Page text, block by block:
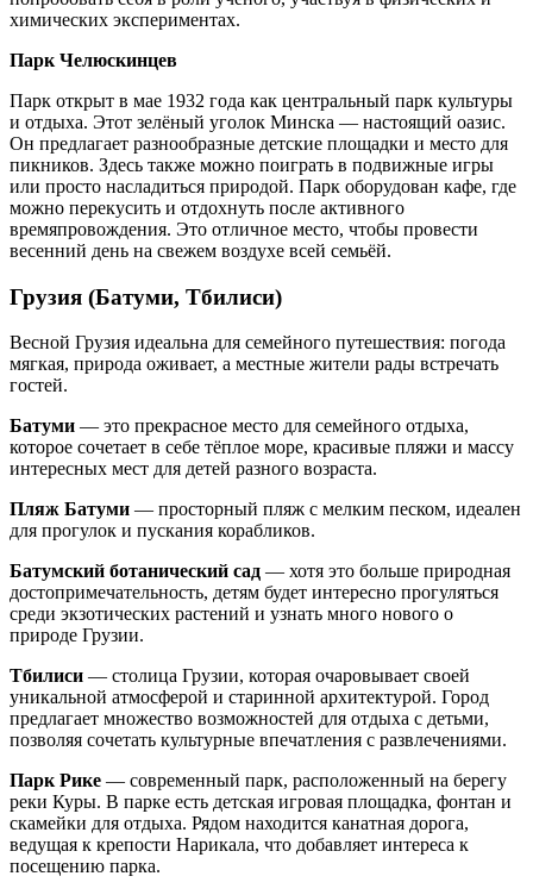
химических экспериментах.
Парк Челюскинцев
Парк открыт в мае 1932 года как центральный парк культуры
и отдыха. Этот зелёный уголок Минска — настоящий оазис.
Он предлагает разнообразные детские площадки и место для
пикников. Здесь также можно поиграть в подвижные игры
или просто насладиться природой. Парк оборудован кафе, где
можно перекусить и отдохнуть после активного
времяпровождения. Это отличное место, чтобы провести
весенний день на свежем воздухе всей семьёй.
Грузия (Батуми, Тбилиси)
Весной Грузия идеальна для семейного путешествия: погода
мягкая, природа оживает, а местные жители рады встречать
гостей.
Батуми — это прекрасное место для семейного отдыха,
которое сочетает в себе тёплое море, красивые пляжи и массу
интересных мест для детей разного возраста.
Пляж Батуми — просторный пляж с мелким песком, идеален
для прогулок и пускания корабликов.
Батумский ботанический сад — хотя это больше природная
достопримечательность, детям будет интересно прогуляться
среди экзотических растений и узнать много нового о
природе Грузии.
Тбилиси — столица Грузии, которая очаровывает своей
уникальной атмосферой и старинной архитектурой. Город
предлагает множество возможностей для отдыха с детьми,
позволяя сочетать культурные впечатления с развлечениями.
Парк Рике — современный парк, расположенный на берегу
реки Куры. В парке есть детская игровая площадка, фонтан и
скамейки для отдыха. Рядом находится канатная дорога,
ведущая к крепости Нарикала, что добавляет интереса к
посещению парка.